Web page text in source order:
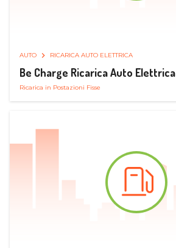
AUTO RICARICA AUTO ELETTRICA
Be Charge Ricarica Auto Elettrica
Ricarica in Postazioni Fisse